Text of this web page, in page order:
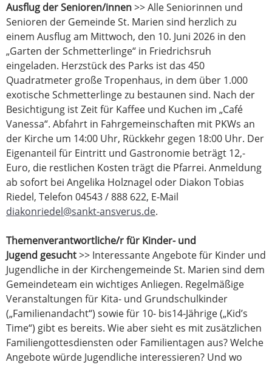
Ausflug der Senioren/innen>> Alle Seniorinnen und
Senioren der Gemeinde St. Marien sind herzlich zu
einem Ausflug am Mittwoch, den 10. Juni 2026 in den
„Garten der Schmetterlinge“ in Friedrichsruh
eingeladen. Herzstück des Parks ist das 450
Quadratmeter große Tropenhaus, in dem über 1.000
exotische Schmetterlinge zu bestaunen sind. Nach der
Besichtigung ist Zeit für Kaffee und Kuchen im „Café
Vanessa“. Abfahrt in Fahrgemeinschaften mit PKWs an
der Kirche um 14:00 Uhr, Rückkehr gegen 18:00 Uhr. Der
Eigenanteil für Eintritt und Gastronomie beträgt 12,-
Euro, die restlichen Kosten trägt die Pfarrei. Anmeldung
ab sofort bei Angelika Holznagel oder Diakon Tobias
Riedel, Telefon 04543 / 888 622, E-Mail
diakonriedel@sankt-ansverus.de.
Themenverantwortliche/r für Kinder- und
Jugend gesucht>> Interessante Angebote für Kinder und
Jugendliche in der Kirchengemeinde St. Marien sind dem
Gemeindeteam ein wichtiges Anliegen. Regelmäßige
Veranstaltungen für Kita- und Grundschulkinder
(„Familienandacht“) sowie für 10- bis14-Jährige („Kid’s
Time“) gibt es bereits. Wie aber sieht es mit zusätzlichen
Familiengottesdiensten oder Familientagen aus? Welche
Angebote würde Jugendliche interessieren? Und wo